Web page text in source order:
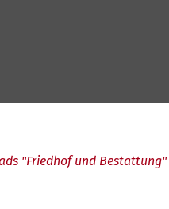
"Friedhof und Bestattung"